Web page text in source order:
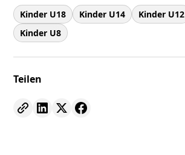
Kinder U18 Kinder U14 Kinder U12
Kinder U8
Teilen